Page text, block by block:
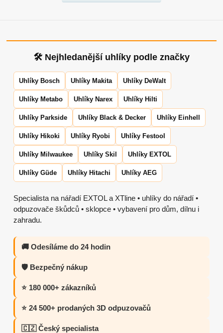
🛠 Nejhledanější uhlíky podle značky
Uhlíky Bosch Uhlíky Makita Uhlíky DeWalt
Uhlíky Metabo Uhlíky Narex Uhlíky Hilti
Uhlíky Parkside Uhlíky Black & Decker Uhlíky Einhell
Uhlíky Hikoki Uhlíky Ryobi Uhlíky Festool
Uhlíky Milwaukee Uhlíky Skil Uhlíky EXTOL
Uhlíky Güde Uhlíky Hitachi Uhlíky AEG
Specialista na nářadí EXTOL a XTline • uhlíky do nářadí •
odpuzovače škůdců • sklopce • vybavení pro dům, dílnu i
zahradu.
🚚 Odesíláme do 24 hodin
🛡️ Bezpečný nákup
⭐ 180 000+ zákazníků
⭐ 24 500+ prodaných 3D odpuzovačů
🇨🇿 Český specialista